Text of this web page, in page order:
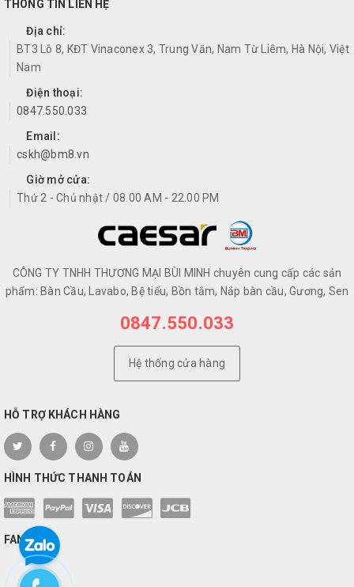
THÔNG TIN LIÊN HỆ
Địa chỉ:
BT3 Lô 8, KĐT Vinaconex 3, Trung Văn, Nam Từ Liêm, Hà Nội, Việt
Nam
Điện thoại:
0847.550.033
Email:
cskh@bm8.vn
Giờ mở cửa:
Thứ 2 - Chủ nhật / 08.00 AM - 22.00 PM
CÔNG TY TNHH THƯƠNG MẠI BÙI MINH chuyên cung cấp các sản
phẩm: Bàn Cầu, Lavabo, Bệ tiểu, Bồn tắm, Nắp bàn cầu, Gương, Sen
0847.550.033
Hệ thống cửa hàng
HỖ TRỢ KHÁCH HÀNG
HÌNH THỨC THANH TOÁN
FANPAGE